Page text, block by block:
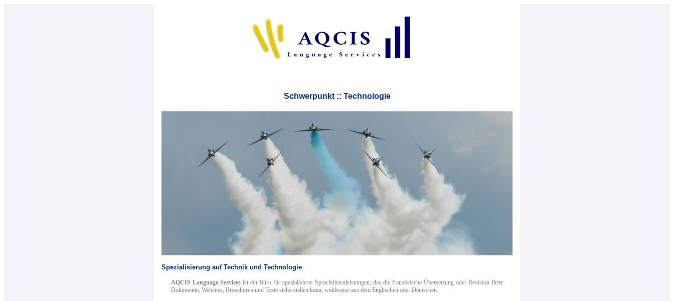
Schwerpunkt :: Technologie
Spezialisierung auf Technik und Technologie
AQCIS Language Services ist ein Büro für spezialisierte Sprachdienstleistungen, das die französische Übersetzung oder Revision Ihrer
Dokumente, Websites, Broschüren und Texte sicherstellen kann, wahlweise aus dem Englischen oder Deutschen.